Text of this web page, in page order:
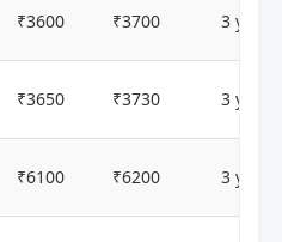
₹3600 ₹3700 3
₹3650 ₹3730 3
₹6100 ₹6200 3